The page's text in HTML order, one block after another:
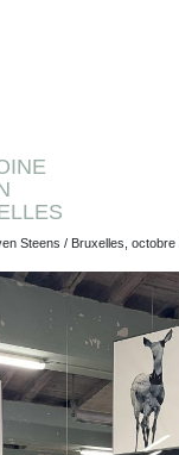
Steens / Bruxelles, octobre